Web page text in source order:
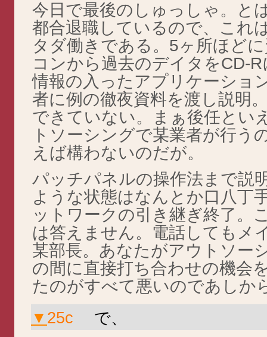
今日で最後のしゅっしゃ。と
都合退職しているので、これ
タダ働きである。5ヶ所ほど
コンから過去のデイタをCD-
情報の入ったアプリケーショ
者に例の徹夜資料を渡し説明
できていない。まぁ後任とい
トソーシングで某業者が行う
えば構わないのだが。
パッチパネルの操作法まで説
ような状態はなんとか口八丁
ットワークの引き継ぎ終了。
は答えません。電話してもメ
某部長。あなたがアウトソー
の間に直接打ち合わせの機会
たのがすべて悪いのであしか
▼ 25c
で、